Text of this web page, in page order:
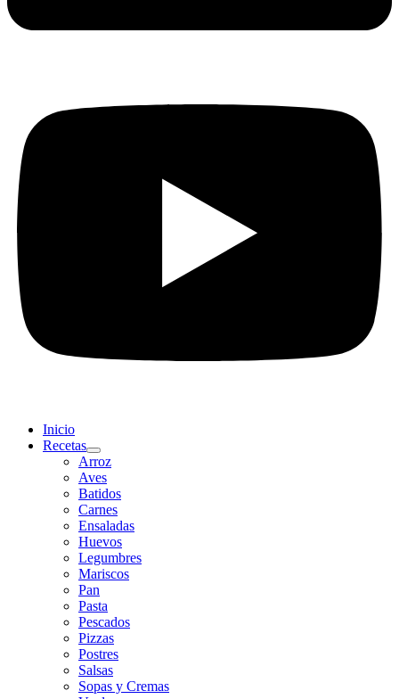
Inicio
Recetas
Arroz
Aves
Batidos
Carnes
Ensaladas
Huevos
Legumbres
Mariscos
Pan
Pasta
Pescados
Pizzas
Postres
Salsas
Sopas y Cremas